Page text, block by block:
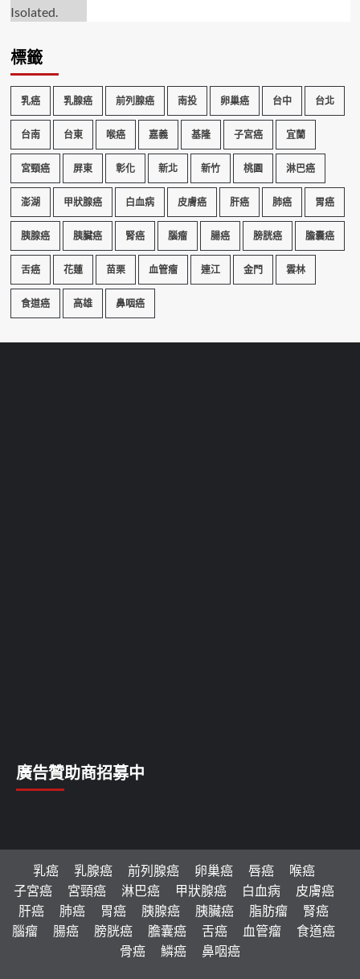
標籤
乳癌 乳腺癌 前列腺癌 南投 卵巢癌 台中 台北
台南 台東 喉癌 嘉義 基隆 子宮癌 宜蘭
宮頸癌 屏東 彰化 新北 新竹 桃園 淋巴癌
澎湖 甲狀腺癌 白血病 皮膚癌 肝癌 肺癌 胃癌
胰腺癌 胰臟癌 腎癌 腦瘤 腸癌 膀胱癌 膽囊癌
舌癌 花蓮 苗栗 血管瘤 連江 金門 雲林
食道癌 高雄 鼻咽癌
廣告贊助商招募中
乳癌 乳腺癌 前列腺癌 卵巢癌 唇癌
喉癌
子宮癌
宮頸癌 淋巴癌 甲狀腺癌 白血病
皮膚癌
肝癌
肺癌 胃癌 胰腺癌 胰臟癌 脂肪瘤
腎癌
腦瘤
腸癌 膀胱癌 膽囊癌 舌癌 血管瘤
食道癌
骨癌
鱗癌 鼻咽癌